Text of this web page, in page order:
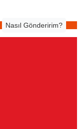
Nasıl Gönderirim?